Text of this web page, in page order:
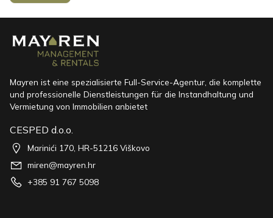
Mayren ist eine spezialisierte Full-Service-Agentur, die komplette
und professionelle Dienstleistungen für die Instandhaltung und
Vermietung von Immobilien anbietet
CESPED d.o.o.
Marinići 170, HR-51216 Viškovo
miren@mayren.hr
+385 91 767 5098